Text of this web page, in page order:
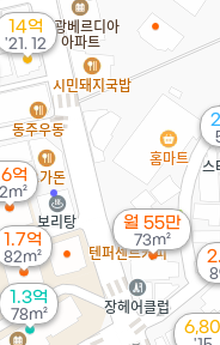
1.3억
78m²
억
1.7억
82m²
14억
'21. 12
월 55만
73m²